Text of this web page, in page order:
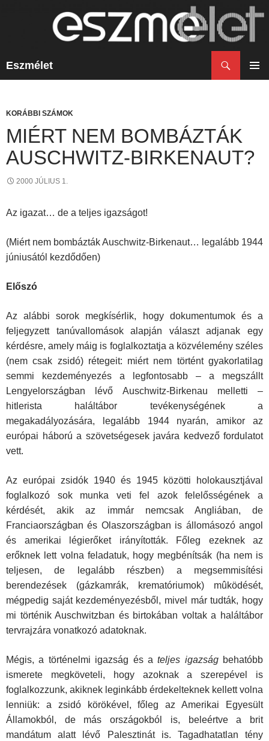
Eszmélet
KORÁBBI SZÁMOK
MIÉRT NEM BOMBÁZTÁK
AUSCHWITZ-BIRKENAUT?
2000 JÚLIUS 1.
Az igazat… de a teljes igazságot!
(Miért nem bombázták Auschwitz-Birkenaut… legalább 1944
júniusától kezdődően)
Előszó
Az alábbi sorok megkísérlik, hogy dokumentumok és a
feljegyzett tanúvallomások alapján választ adjanak egy
kérdésre, amely máig is foglalkoztatja a közvélemény széles
(nem csak zsidó) rétegeit: miért nem történt gyakorlatilag
semmi kezdeményezés a legfontosabb – a megszállt
Lengyelországban lévő Auschwitz-Birkenau melletti –
hitlerista haláltábor tevékenységének a
megakadályozására, legalább 1944 nyarán, amikor az
európai háború a szövetségesek javára kedvező fordulatot
vett.
Az európai zsidók 1940 és 1945 közötti holokausztjával
foglalkozó sok munka veti fel azok felelősségének a
kérdését, akik az immár nemcsak Angliában, de
Franciaországban és Olaszországban is állomásozó angol
és amerikai légierőket irányították. Főleg ezeknek az
erőknek lett volna feladatuk, hogy megbénítsák (ha nem is
teljesen, de legalább részben) a megsemmisítési
berendezések (gázkamrák, krematóriumok) mûködését,
mégpedig saját kezdeményezésből, mivel már tudták, hogy
mi történik Auschwitzban és birtokában voltak a haláltábor
tervrajzára vonatkozó adatoknak.
Mégis, a történelmi igazság és ateljes igazságbehatóbb
ismerete megköveteli, hogy azoknak a szerepével is
foglalkozzunk, akiknek leginkább érdekelteknek kellett volna
lenniük: a zsidó körökével, főleg az Amerikai Egyesült
Államokból, de más országokból is, beleértve a brit
mandátum alatt lévő Palesztinát is. Tagadhatatlan tény